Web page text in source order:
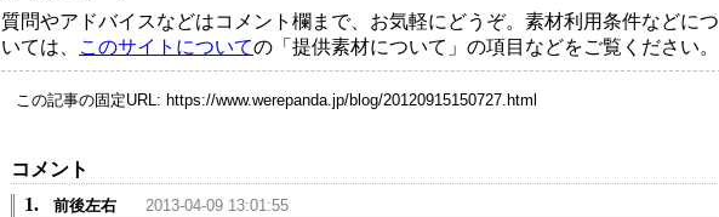
質問やアドバイスなどはコメント欄まで、お気軽にどうぞ。素材利用条件などにつ
いては、
このサイトについての「提供素材について」の項目などをご覧ください。
この記事の固定URL: https://www.werepanda.jp/blog/20120915150727.html
コメント
1.
前後左右
2013-04-09 13:01:55